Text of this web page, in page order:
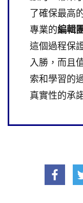
了確保最高
專業的編輯
這個過程保
入勝，而且
索和學習的
真實性的承